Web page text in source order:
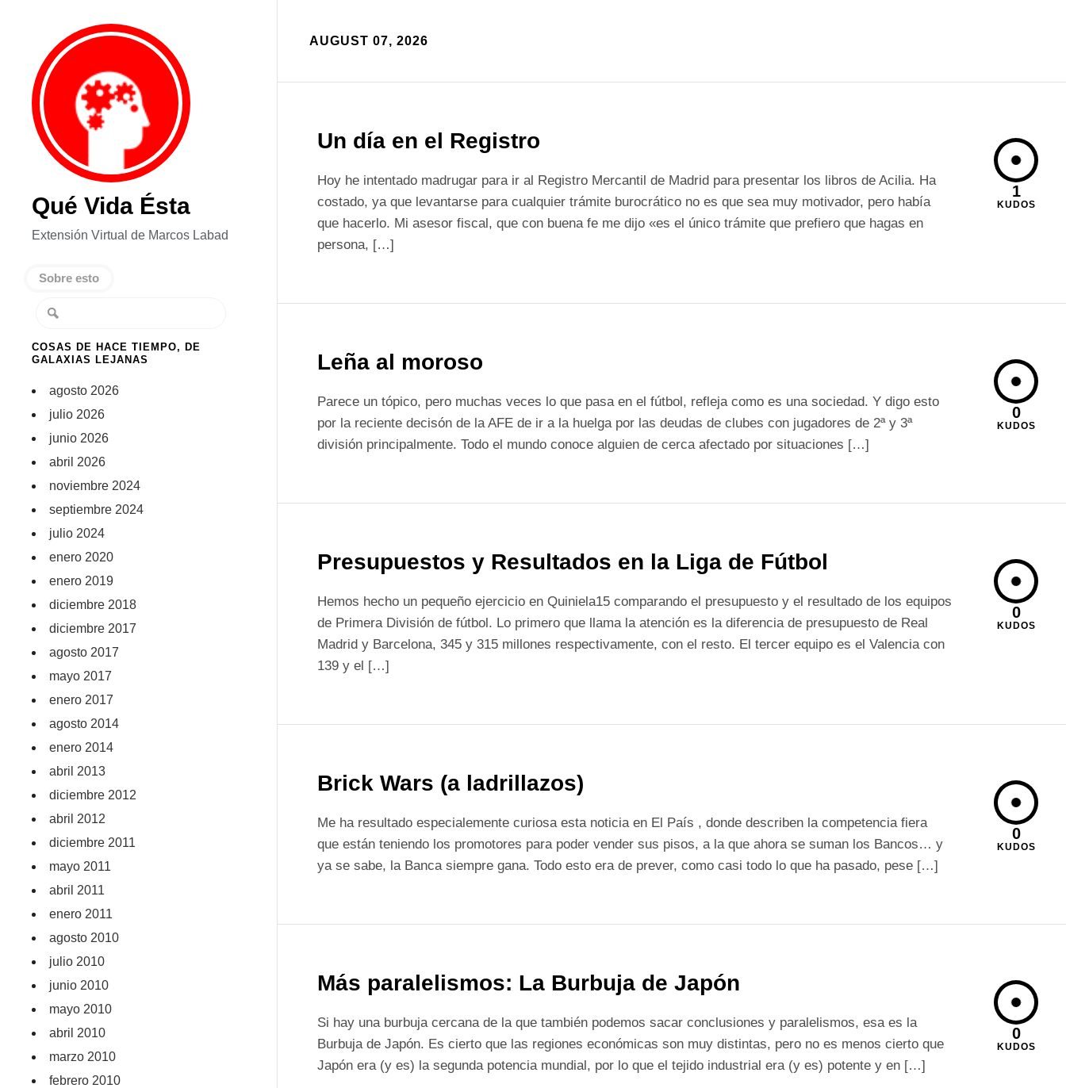
Qué Vida Ésta
Extensión Virtual de Marcos Labad
Sobre esto
COSAS DE HACE TIEMPO, DE
GALAXIAS LEJANAS
agosto 2026
julio 2026
junio 2026
abril 2026
noviembre 2024
septiembre 2024
julio 2024
enero 2020
enero 2019
diciembre 2018
diciembre 2017
agosto 2017
mayo 2017
enero 2017
agosto 2014
enero 2014
abril 2013
diciembre 2012
abril 2012
diciembre 2011
mayo 2011
abril 2011
enero 2011
agosto 2010
julio 2010
junio 2010
mayo 2010
abril 2010
marzo 2010
febrero 2010
AUGUST 07, 2026
Un día en el Registro
Hoy he intentado madrugar para ir al Registro Mercantil de Madrid para presentar los libros de Acilia. Ha
costado, ya que levantarse para cualquier trámite burocrático no es que sea muy motivador, pero había
que hacerlo. Mi asesor fiscal, que con buena fe me dijo «es el único trámite que prefiero que hagas en
persona, […]
1
KUDOS
Leña al moroso
Parece un tópico, pero muchas veces lo que pasa en el fútbol, refleja como es una sociedad. Y digo esto
por la reciente decisón de la AFE de ir a la huelga por las deudas de clubes con jugadores de 2ª y 3ª
división principalmente. Todo el mundo conoce alguien de cerca afectado por situaciones […]
0
KUDOS
Presupuestos y Resultados en la Liga de Fútbol
Hemos hecho un pequeño ejercicio en Quiniela15 comparando el presupuesto y el resultado de los equipos
de Primera División de fútbol. Lo primero que llama la atención es la diferencia de presupuesto de Real
Madrid y Barcelona, 345 y 315 millones respectivamente, con el resto. El tercer equipo es el Valencia con
139 y el […]
0
KUDOS
Brick Wars (a ladrillazos)
Me ha resultado especialemente curiosa esta noticia en El País , donde describen la competencia fiera
que están teniendo los promotores para poder vender sus pisos, a la que ahora se suman los Bancos… y
ya se sabe, la Banca siempre gana. Todo esto era de prever, como casi todo lo que ha pasado, pese […]
0
KUDOS
Más paralelismos: La Burbuja de Japón
Si hay una burbuja cercana de la que también podemos sacar conclusiones y paralelismos, esa es la
Burbuja de Japón. Es cierto que las regiones económicas son muy distintas, pero no es menos cierto que
Japón era (y es) la segunda potencia mundial, por lo que el tejido industrial era (y es) potente y en […]
0
KUDOS